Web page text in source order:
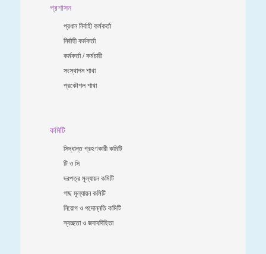
প্রশাসন
প্রধান নির্বাহী কর্মকর্তা
নির্বাহী কর্মকর্তা
কর্মকর্তা / কর্মচারী
সংস্থাপন শাখা
প্রকৌশল শাখা
কমিটি
সিদ্ধান্ত গ্রহণকারী কমিটি
টি ও সি
দরপত্র মূল্যায়ন কমিটি
গাছ মূল্যায়ন কমিটি
নিয়োগ ও পদোন্নতি কমিটি
স্বচ্ছতা ও জবাবদিহিতা